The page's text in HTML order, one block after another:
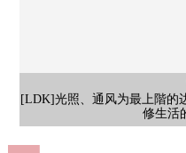
[LDK]光照、通风为最上階的
修生活
[外观]三井不动产开发并分售
一起生活的
[厨房]烹调中的烟以及讨厌的
厨房才
[7.8张塌塌米西式房间]能设
同喜好相适应，关于也容易
地享
[内
[热水
[餐具
[
[浴室热
[浴室换[
[洗
[7.8张
[7.8张
[7.8张
[西式房间
[6.8张
[6.8张
[6.8张
[西式房间
[6张塌
[6张塌
[6张塌
[西式房 [
[
[
[西
[西
[
[
[
[
[
[来自 [
[自
[摩
[垃
横滨市立
步
日野南
步
ropia港南
步
业务超市港
步
全家便利店日野
步
松本清港
步
港南台
步
港南台站